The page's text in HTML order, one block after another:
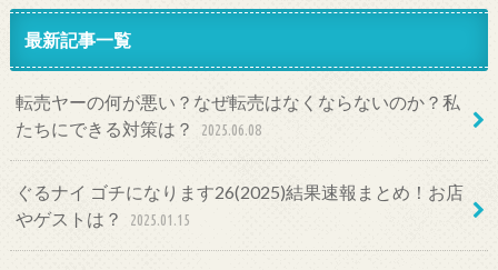
最新記事一覧
転売ヤーの何が悪い？なぜ転売はなくならないのか？私
たちにできる対策は？
2025.06.08
ぐるナイ ゴチになります26(2025)結果速報まとめ！お店
やゲストは？
2025.01.15